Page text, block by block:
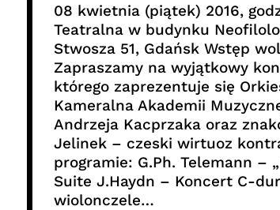
08 kwietnia (piątek) 2016,
Teatralna w budynku
Stwosza 51, Gdańsk Wstęp
Zapraszamy na wyjątkowy
którego zaprezentuje się
Kameralna Akademii
Andrzeja Kacprzaka oraz
Jelinek – czeski wirtuoz
programie: G.Ph. Telemann –
Suite J.Haydn – Koncert C-
wiolonczele…